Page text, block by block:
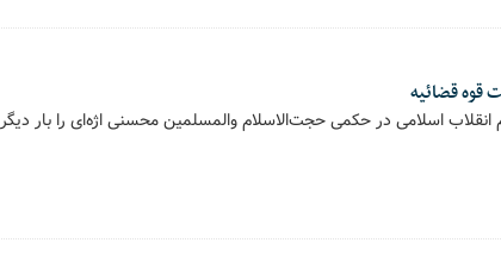
قوه قضائیه
اسلامی در حکمی حجت‌الاسلام والمسلمین محسنی اژه‌ای را بار دیگر